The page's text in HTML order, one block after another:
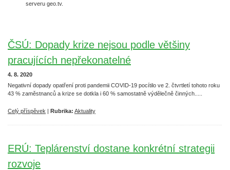
serveru geo.tv.
ČSÚ: Dopady krize nejsou podle většiny
pracujících nepřekonatelné
4. 8. 2020
Negativní dopady opatření proti pandemii COVID-19 pocítilo ve 2. čtvrtletí tohoto roku
43 % zaměstnanců a krize se dotkla i 60 % samostatně výdělečně činných.....
Celý příspěvek | Rubrika: Aktuality
ERÚ: Teplárenství dostane konkrétní strategii
rozvoje